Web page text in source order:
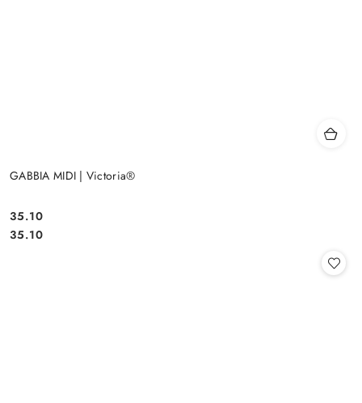
GABBIA MIDI | Victoria®
Cena:
35.10
Cena:
35.10